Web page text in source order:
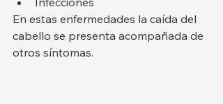
En estas enfermedades la caída del
cabello se presenta acompañada de
otros síntomas.